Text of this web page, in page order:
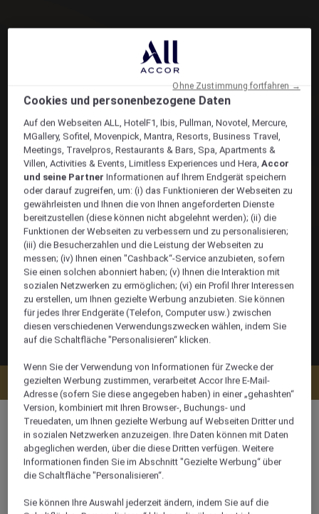
Verfügbarkeit anzeigen
40 m²
Stadtblick
Cookies und personenbezogene Daten
Auf den Webseiten ALL, HotelF1, Ibis, Pullman, Novotel, Mercure,
MGallery, Sofitel, Movenpick, Mantra, Resorts, Business Travel,
Meetings, Travelpros, Restaurants & Bars, Spa, Apartments &
Villen, Activities & Events, Limitless Experiences und Hera,Accor
und seine Partner Informationen auf Ihrem Endgerät speichern
oder darauf zugreifen, um: (i) das Funktionieren der Webseiten zu
gewährleisten und Ihnen die von Ihnen angeforderten Dienste
bereitzustellen (diese können nicht abgelehnt werden); (ii) die
Funktionen der Webseiten zu verbessern und zu personalisieren;
(iii) die Besucherzahlen und die Leistung der Webseiten zu
messen; (iv) Ihnen einen "Cashback“-Service anzubieten, sofern
Sie einen solchen abonniert haben; (v) Ihnen die Interaktion mit
sozialen Netzwerken zu ermöglichen; (vi) ein Profil Ihrer Interessen
zu erstellen, um Ihnen gezielte Werbung anzubieten. Sie können
für jedes Ihrer Endgeräte (Telefon, Computer usw.) zwischen
diesen verschiedenen Verwendungszwecken wählen, indem Sie
auf die Schaltfläche "Personalisieren“ klicken.
Wenn Sie der Verwendung von Informationen für Zwecke der
gezielten Werbung zustimmen, verarbeitet Accor Ihre E-Mail-
Adresse (sofern Sie diese angegeben haben) in einer „gehashten“
Version, kombiniert mit Ihren Browser-, Buchungs- und
Treuedaten, um Ihnen gezielte Werbung auf Webseiten Dritter und
in sozialen Netzwerken anzuzeigen. Ihre Daten können mit Daten
abgeglichen werden, über die diese Dritten verfügen. Weitere
Informationen finden Sie im Abschnitt "Gezielte Werbung“ über
die Schaltfläche "Personalisieren“.
Sie können Ihre Auswahl jederzeit ändern, indem Sie auf die
Ohne Zustimmung fortfahren →